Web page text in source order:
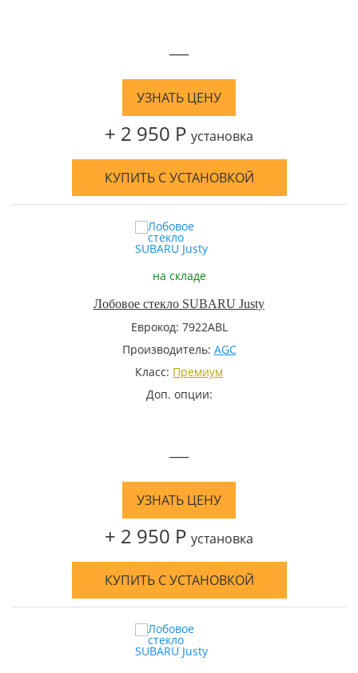
—
УЗНАТЬ ЦЕНУ
+ 2 950 Р установка
КУПИТЬ С УСТАНОВКОЙ
на складе
Лобовое стекло SUBARU Justy
Еврокод: 7922ABL
Производитель: AGC
Класс: Премиум
Доп. опции:
—
УЗНАТЬ ЦЕНУ
+ 2 950 Р установка
КУПИТЬ С УСТАНОВКОЙ